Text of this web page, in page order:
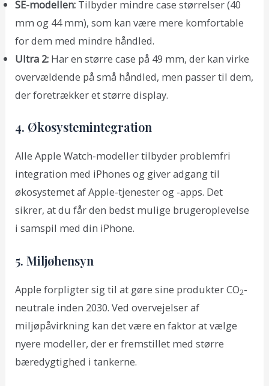
SE-modellen: Tilbyder mindre case størrelser (40
mm og 44 mm), som kan være mere komfortable
for dem med mindre håndled.
Ultra 2: Har en større case på 49 mm, der kan virke
overvældende på små håndled, men passer til dem,
der foretrækker et større display.
4. Økosystemintegration
Alle Apple Watch-modeller tilbyder problemfri
integration med iPhones og giver adgang til
økosystemet af Apple-tjenester og -apps. Det
sikrer, at du får den bedst mulige brugeroplevelse
i samspil med din iPhone.
5. Miljøhensyn
Apple forpligter sig til at gøre sine produkter CO2-
neutrale inden 2030. Ved overvejelser af
miljøpåvirkning kan det være en faktor at vælge
nyere modeller, der er fremstillet med større
bæredygtighed i tankerne.